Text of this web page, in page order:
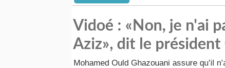
Vidoé : «Non, je n'ai
Aziz», dit le président
Mohamed Ould Ghazouani assure qu’il